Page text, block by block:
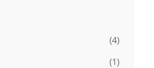
(4)
(1)